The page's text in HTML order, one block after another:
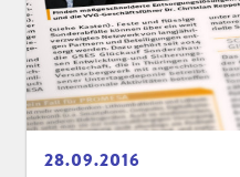
28.09.2016